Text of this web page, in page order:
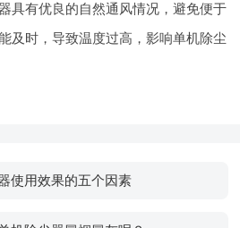
具有优良的自然通风情况，避免便于
及时，导致温度过高，影响单机除尘
使用效果的五个因素